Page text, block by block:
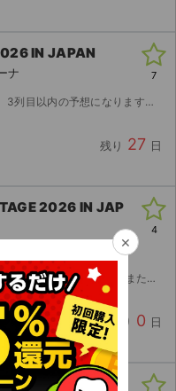
IN JAPAN
ナ
します。 いかなる場合でも取引成立後のキャンセル・返金不可
残り 27 日
7
2026 IN JAP
井
アリーナ席】
実際の座席と入場時の座席表記が異なることをご了承ください。 詳細なお取引方...
残り 0 日
4
IN JAPAN
×